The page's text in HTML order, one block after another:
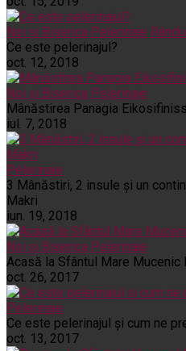
Noi și Biserica Pelerinaje
Ce este pelerinajul?
oct. 12, 2018
Noi și Biserica Pelerinaje
Mânăstirea Panagia
iul. 7, 2018
Pelerinaje
3 Mânăstiri, 2 insule și un
Makri
iun. 19, 2018
Noi și Biserica Pelerinaje
Acasă la Sfântul Mare
oct. 26, 2017
Pelerinaje
Ce este pelerinajul şi cum ne
oct. 13, 2017